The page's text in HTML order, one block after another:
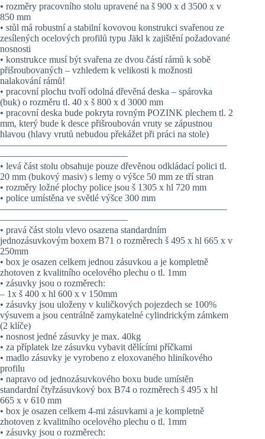
• rozměry pracovního stolu upravené na š 900 x d 3500 x v
850 mm
• stůl má robustní a stabilní kovovou konstrukci svařenou ze
zesílených ocelových profilů typu Jäkl k zajištění požadované
nosnosti
• konstrukce musí být svařena ze dvou částí rámů k sobě
přišroubovaných – vzhledem k velikosti k možnosti
nalakování rámů!
• pracovní plochu tvoří odolná dřevěná deska – spárovka
(buk) o rozměru tl. 40 x š 800 x d 3000 mm
• pracovní deska bude pokryta rovným POZINK plechem tl. 2
mm, který bude k desce přišroubován vruty se zápustnou
hlavou (hlavy vrutů nebudou překážet při práci na stole)
————————————————————————
—————————————–
• levá část stolu obsahuje pouze dřevěnou odkládací polici tl.
20 mm (bukový masiv) s lemy o výšce 50 mm ze tří stran
• rozměry ložné plochy police jsou š 1305 x hl 720 mm
• police umístěna ve světlé výšce 300 mm
————————————————————————
—————————————–
• pravá část stolu vlevo osazena standardním
jednozásuvkovým boxem B71 o rozměrech š 495 x hl 665 x v
250mm
• box je osazen celkem jednou zásuvkou a je kompletně
zhotoven z kvalitního ocelového plechu o tl. 1mm
• zásuvky jsou o rozměrech:
– 1x š 400 x hl 600 x v 150mm
• zásuvky jsou uloženy v kuličkových pojezdech se 100%
výsuvem a jsou centrálně zamykatelné cylindrickým zámkem
(2 klíče)
• nosnost jedné zásuvky je max. 40kg
• za příplatek lze zásuvku vybavit dělícími příčkami
• madlo zásuvky je vyrobeno z eloxovaného hliníkového
profilu
• napravo od jednozásuvkového boxu bude umístěn
standardní čtyřzásuvkový box B74 o rozměrech š 495 x hl
665 x v 610 mm
• box je osazen celkem 4-mi zásuvkami a je kompletně
zhotoven z kvalitního ocelového plechu o tl. 1mm
• zásuvky jsou o rozměrech: